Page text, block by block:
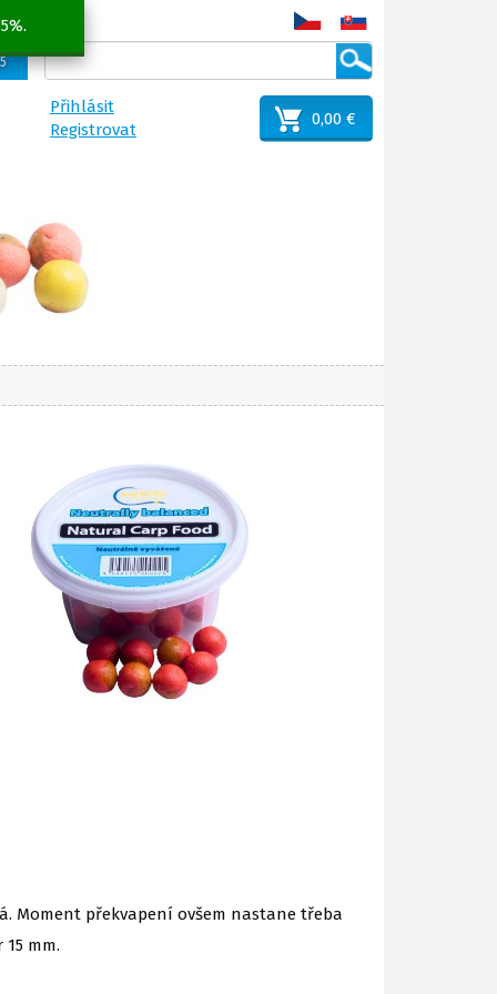
Přihlásit
Registrovat
0,00 €
Moment překvapení ovšem nastane třeba
mm.